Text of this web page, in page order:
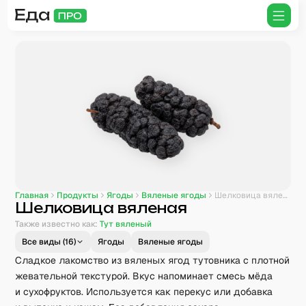
Главная Продукты Ягоды Вяленые ягоды Шелковица вяленая
Шелковица вяленая
Также известно как: Тут вяленый
Все виды (16) Ягоды Вяленые ягоды
Сладкое лакомство из вяленых ягод тутовника с плотной
жевательной текстурой. Вкус напоминает смесь мёда
и сухофруктов. Используется как перекус или добавка